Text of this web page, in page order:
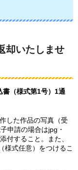
却いたしませ
書（様式第1号）1通
した作品の写真（受
申請の場合はjpg・
付すること。また、
様式任意）をつけるこ